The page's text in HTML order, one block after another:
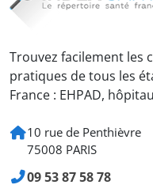
Trouvez facilement les
pratiques de tous les
France : EHPAD,
10 rue de Penthièvre
75008 PARIS
09 53 87 58 78